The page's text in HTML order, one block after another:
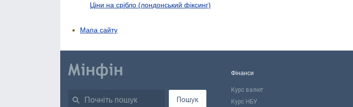
Ціни на срібло (лондонський фіксинг)
Мапа сайту
Пошук
Фінанси
Курс валют
Курс НБУ